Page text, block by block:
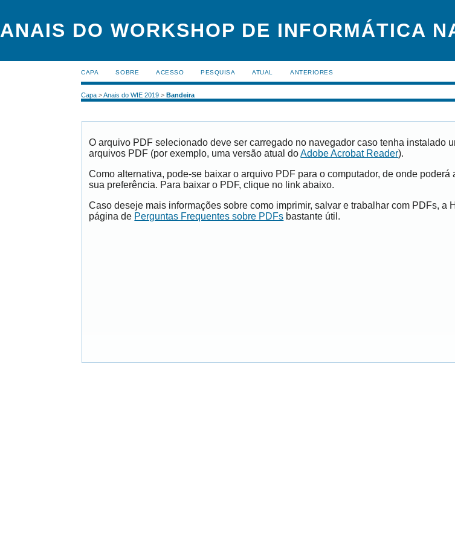
ANAIS DO WORKSHOP DE INFORMÁTICA
CAPA SOBRE ACESSO PESQUISA ATUAL ANTERIORES
Capa >Anais do WIE 2019 >Bandeira
O arquivo PDF selecionado deve ser carregado no navegador caso tenha instalado
arquivos PDF (por exemplo, uma versão atual doAdobe Acrobat Reader).
Como alternativa, pode-se baixar o arquivo PDF para o computador, de onde poderá
sua preferência. Para baixar o PDF, clique no link abaixo.
Caso deseje mais informações sobre como imprimir, salvar e trabalhar com PDFs, a
página de Perguntas Frequentes sobre PDFs bastante útil.